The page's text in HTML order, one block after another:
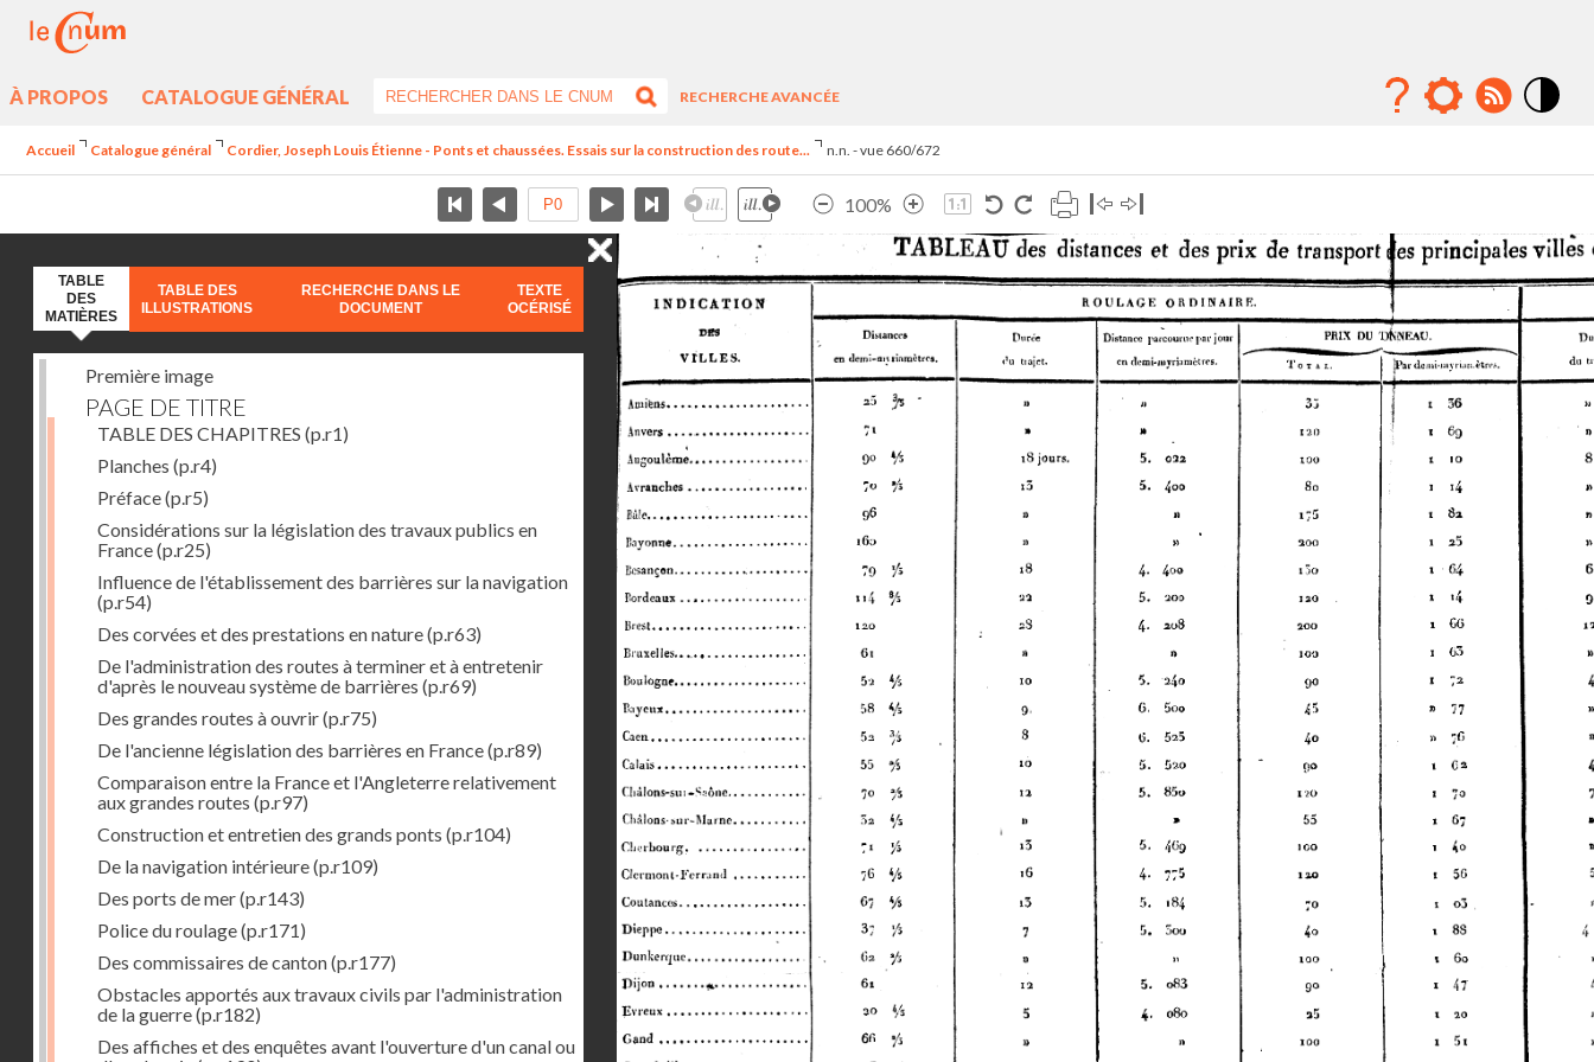
À PROPOS CATALOGUE GÉNÉRAL
RECHERCHE AVANCÉE
Accueil Catalogue général Cordier, Joseph Louis Étienne - Ponts et chaussées. Essais sur la construction des route... n.n. - vue 660/672
100%
TABLE
DES
MATIÈRES
TABLE DES
ILLUSTRATIONS
RECHERCHE DANS LE
DOCUMENT
TEXTE
OCÉRISÉ
Première image
PAGE DE TITRE
TABLE DES CHAPITRES (p.r1)
Planches (p.r4)
Préface(p.r5)
Considérations sur la législation des travaux publics en
France(p.r25)
Influence de l'établissement des barrières sur la navigation
(p.r54)
Des corvées et des prestations en nature(p.r63)
De l'administration des routes à terminer et à entretenir
d'après le nouveau système de barrières (p.r69)
Des grandes routes à ouvrir(p.r75)
De l'ancienne législation des barrières en France(p.r89)
Comparaison entre la France et l'Angleterre relativement
aux grandes routes (p.r97)
Construction et entretien des grands ponts (p.r104)
De la navigation intérieure(p.r109)
Des ports de mer(p.r143)
Police du roulage(p.r171)
Des commissaires de canton(p.r177)
Obstacles apportés aux travaux civils par l'administration
de la guerre(p.r182)
Des affiches et des enquêtes avant l'ouverture d'un canal ou